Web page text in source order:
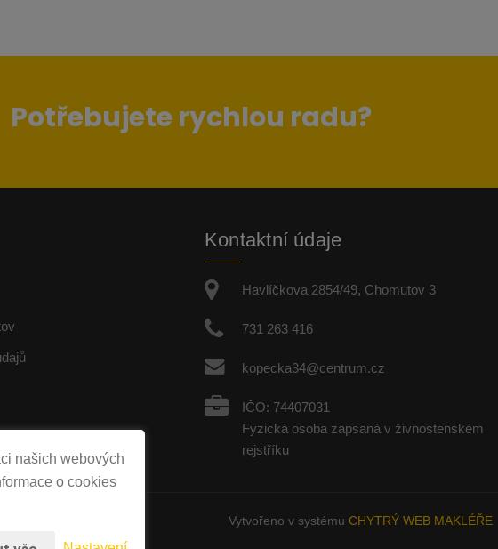
Potřebujete rychlou radu?
Kontaktní údaje
Havlíčkova 2854/49, Chomutov 3
731 263 416
kopecka34@centrum.cz
IČO: 74407031
Fyzická osoba zapsaná v živnostenském
rejstříku
Vytvořeno v systému CHYTRÝ WEB MAKLÉŘE
našich webových
o cookies